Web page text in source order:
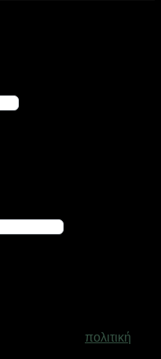
πολιτική